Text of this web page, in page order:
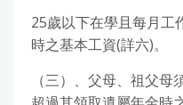
25歲以下在學且每月工
時之基本工資(詳六)。
（三）、父母、祖父